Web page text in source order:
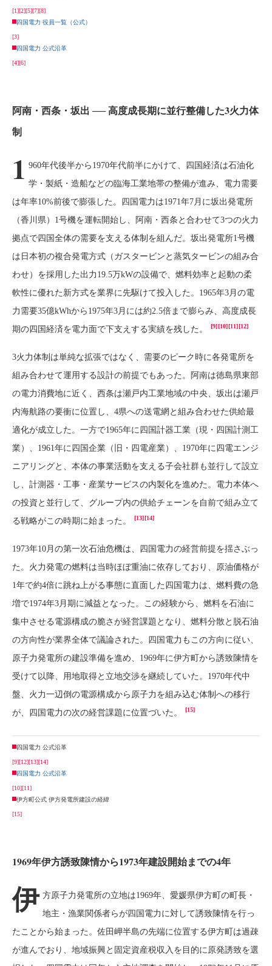
[1][2][5][7][8]
四国電力 役員一覧（公式）
[3]
四国電力 公式沿革
[4][6]
阿南・西条・坂出 ── 高度成長期に並行整備した3火力体
制
1 960年代後半から1970年代前半にかけて、四国経済は石油化
学・製紙・造船などの臨海工業地帯の整備が進み、電力需要
は年率10%前後で膨張した。四国電力は1971年7月に坂出発電所
（香川県）1号機を運転開始し、阿南・西条と合わせて3つの火力
拠点で四国全体の需要を支える体制を組んだ。坂出発電所1号機
は日本初の複合発電方式（ガスタービンと蒸気タービンの組み合
わせ）を採用した出力19.5万kWの設備で、燃料効率と起動の柔
軟性に優れた新方式を業界に先駆けて投入した。1965年3月の電
力需要35億kWhから1975年3月には約2.5倍まで膨らみ、高度成長
期の四国経済を電力面で下支えする実績を残した。
[9] [10] [11] [12]
3火力体制は単純な拡張ではなく、需要のピーク時に各発電所を
組み合わせて運用する設計の前提でもあった。阿南は徳島県東部
の電力消費地に近く、西条は瀬戸内工業地域の中央、坂出は瀬戸
内海航路の要衝に位置し、4県への送電網と組み合わせた供給最
適化が成立した。一方で1965年に四国計器工業（現・四国計測工
業）、1961年に四国企業（旧・四電産業）、1970年に四電エンジ
ニアリングと、本体の事業活動を支える子会社群も並行して設立
し、計測器・工事・産業サービスの内製化を進めた。電力本体へ
の投資と並行して、グループ内の供給チェーンを自前で組み立て
る戦略がこの時期に始まった。
[13] [14]
1973年10月の第一次石油危機は、四国電力の経営前提を揺さぶっ
た。火力発電の燃料は当時ほぼ重油に依存しており、原油価格が
1年で約4倍に跳ね上がる事態に直面した四国電力は、燃料費の急
増で1974年3月期に減益となった。この経験から、燃料を石油に
集中させる電源構成の脆さが経営課題となり、燃料分散と脱石油
の方向性が業界全体で議論された。四国電力もこの方向に従い、
原子力発電所の建設準備を進め、1969年に伊方町から誘致陳情を
受けて以降、用地取得と立地交渉を継続していた。1970年代中
盤、火力一辺倒の電源構成から原子力を組み込む体制への移行
が、四国電力の次の経営課題に位置づいた。
[15]
四国電力 公式沿革
[9][12][13][14]
四国電力 公式沿革
[10][11]
伊方町公式 伊方発電所建設の経緯
[15]
1969年伊方誘致陳情から1973年建設開始までの4年
伊 方原子力発電所の立地は1969年、愛媛県伊方町の町長・
地主・漁業関係者らが四国電力に対して誘致陳情を行っ
たことから始まった。佐田岬半島の先端に位置する伊方町は過疎
が進んでおり、地域振興と固定資産税収入を目的に原発誘致を選